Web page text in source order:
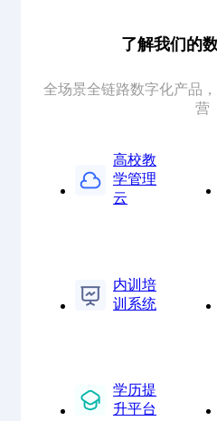
了解我们的
全场景全链路数字化产品
营
高校教
学管理
云
内训培
训系统
学历提
升平台